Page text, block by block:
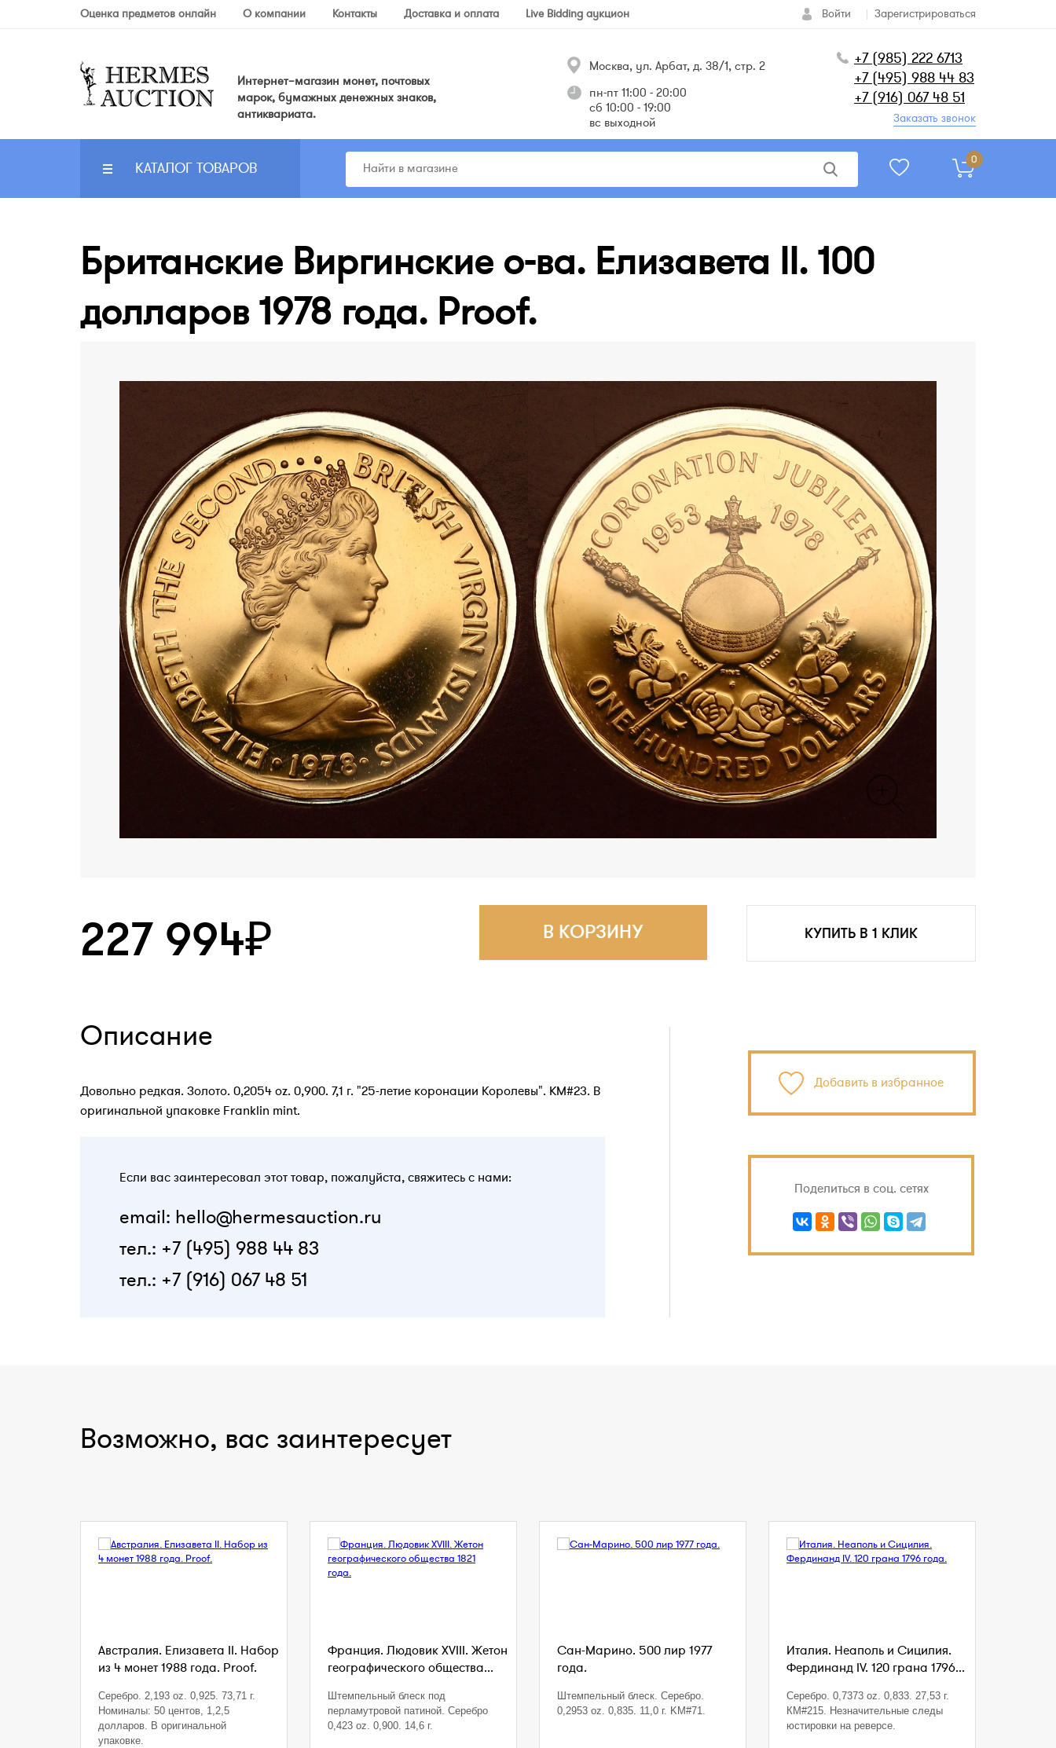
Оценка предметов онлайн О компании Контакты Доставка и оплата Live Bidding аукцион Зарегистрироваться
Войти
Интернет–магазин монет, почтовых
марок, бумажных денежных знаков,
антиквариата.
Москва, ул. Арбат, д. 38/1, стр. 2
пн-пт 11:00 - 20:00
сб 10:00 - 19:00
вс выходной
+7 (985) 222 6713
+7 (495) 988 44 83
+7 (916) 067 48 51
Заказать звонок
КАТАЛОГ ТОВАРОВ 0
Британские Виргинские о-ва. Елизавета II. 100
долларов 1978 года. Proof.
227 994₽ КУПИТЬ В 1 КЛИК
В КОРЗИНУ
Описание
Довольно редкая. Золото. 0,2054 oz. 0,900. 7,1 г. "25-летие коронации Королевы". KM#23. В
оригинальной упаковке Franklin mint.
Если вас заинтересовал этот товар, пожалуйста, свяжитесь с нами:
email: hello@hermesauction.ru
тел.: +7 (495) 988 44 83
тел.: +7 (916) 067 48 51
Добавить в избранное
Поделиться в соц. сетях
Возможно, вас заинтересует
Австралия. Елизавета II. Набор
из 4 монет 1988 года. Proof.
Серебро. 2,193 oz. 0,925. 73,71 г.
Номиналы: 50 центов, 1,2,5
долларов. В оригинальной
упаковке.
Франция. Людовик XVIII. Жетон
географического общества...
Штемпельный блеск под
перламутровой патиной. Серебро
0,423 oz. 0,900. 14,6 г.
Сан-Марино. 500 лир 1977
года.
Штемпельный блеск. Серебро.
0,2953 oz. 0,835. 11,0 г. KM#71.
Италия. Неаполь и Сицилия.
Фердинанд IV. 120 грана 1796...
Серебро. 0,7373 oz. 0,833. 27,53 г.
КМ#215. Незначительные следы
юстировки на реверсе.